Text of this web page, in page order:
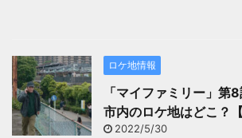
ロケ地情報
「マイファミリー」第
市内のロケ地はどこ？
2022/5/30